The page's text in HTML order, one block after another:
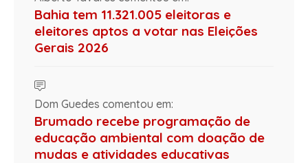
Bahia tem 11.321.005 eleitoras e
eleitores aptos a votar nas Eleições
Gerais 2026
Dom Guedes comentou em:
Brumado recebe programação de
educação ambiental com doação de
mudas e atividades educativas